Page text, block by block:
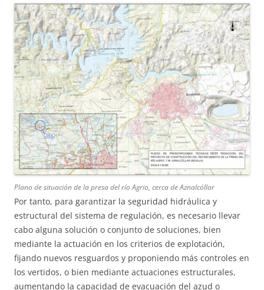
Plano de situación de la presa del río Agrio, cerca de Aznalcóllar
Por tanto, para garantizar la seguridad hidráulica y
estructural del sistema de regulación, es necesario llevar
cabo alguna solución o conjunto de soluciones, bien
mediante la actuación en los criterios de explotación,
fijando nuevos resguardos y proponiendo más controles en
los vertidos, o bien mediante actuaciones estructurales,
aumentando la capacidad de evacuación del azud o